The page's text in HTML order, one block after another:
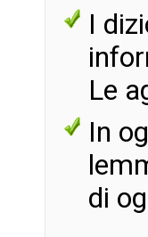
I
Le
In
di